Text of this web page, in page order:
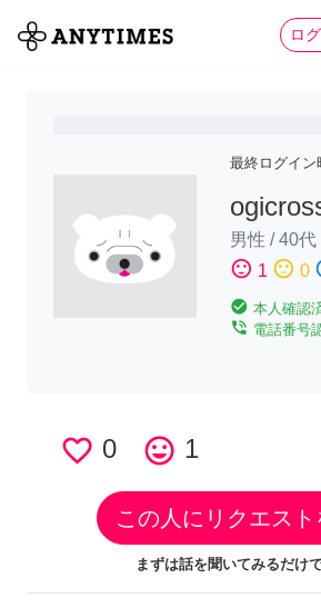
ロ
全て 家
最終ログイン
男性 /40代
sentiment_satisfied 1 sentiment_neutral 0
check_circle 本人確認
phone_in_talk 電話番号
favorite_border 0 tag_faces 1
この人にリクエスト
まずは話を聞いてみるだけ